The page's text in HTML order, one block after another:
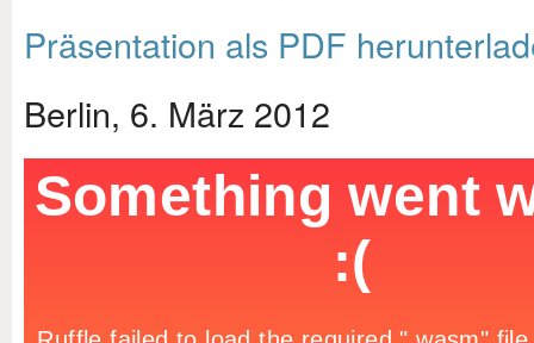
Präsentation als PDF
Berlin, 6. März 2012